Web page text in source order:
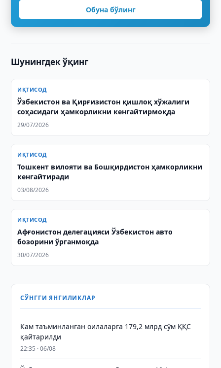
Обуна бўлинг
Шунингдек ўқинг
ИҚТИСОД
Ўзбекистон ва Қирғизистон қишлоқ хўжалиги
соҳасидаги ҳамкорликни кенгайтирмоқда
29/07/2026
ИҚТИСОД
Тошкент вилояти ва Бошқирдистон ҳамкорликни
кенгайтиради
03/08/2026
ИҚТИСОД
Афғонистон делегацияси Ўзбекистон авто
бозорини ўрганмоқда
30/07/2026
СЎНГГИ ЯНГИЛИКЛАР
Кам таъминланган оилаларга 179,2 млрд сўм ҚҚС
қайтарилди
22:35 · 06/08